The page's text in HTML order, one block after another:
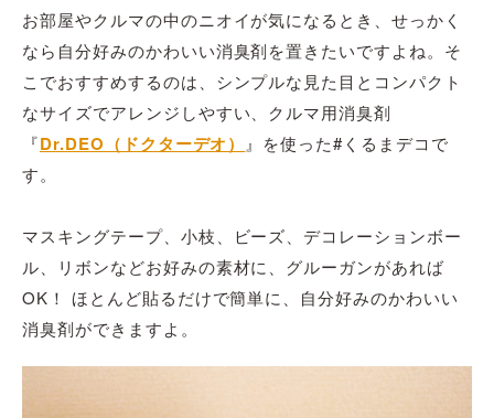
お部屋やクルマの中のニオイが気になるとき、せっかく
なら自分好みのかわいい消臭剤を置きたいですよね。そ
こでおすすめするのは、シンプルな見た目とコンパクト
なサイズでアレンジしやすい、クルマ用消臭剤
『Dr.DEO（ドクターデオ）
』を使った#くるまデコで
す。
マスキングテープ、小枝、ビーズ、デコレーションボー
ル、リボンなどお好みの素材に、グルーガンがあれば
OK！ ほとんど貼るだけで簡単に、自分好みのかわいい
消臭剤ができますよ。